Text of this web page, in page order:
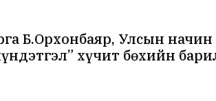
Б.Орхонбаяр, Улсын
хүчит бөхийн